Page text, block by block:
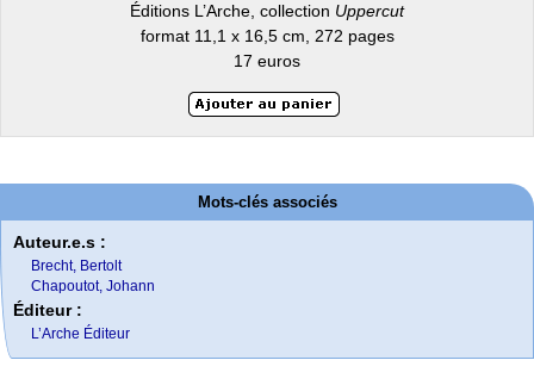
Éditions L’Arche, collection Uppercut
format 11,1 x 16,5 cm, 272 pages
17 euros
Mots-clés associés
Auteur.e.s :
Brecht, Bertolt
Chapoutot, Johann
Éditeur :
L’Arche Éditeur